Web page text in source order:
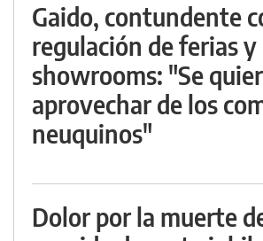
Gaido, contundente
regulación de ferias y
showrooms: "Se
aprovechar de los
neuquinos"
Dolor por la muerte